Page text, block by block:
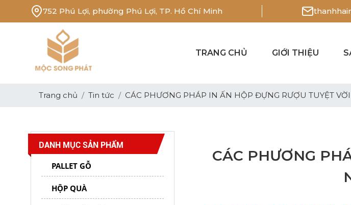
752 Phú Lợi, phường Phú Lợi, TP. Hồ Chí Minh
TRANG CHỦ GIỚI THIỆU
Trang chủ Tin tức CÁC PHƯƠNG PHÁP IN ẤN HỘP ĐỰNG RƯỢU TUYỆT
DANH MỤC SẢN PHẨM
PALLET GỖ
HỘP QUÀ
CÁC PHƯƠNG